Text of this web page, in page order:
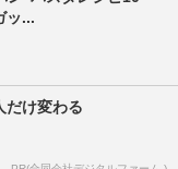
ッ...
だけ変わる